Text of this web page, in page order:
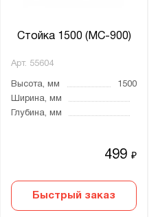
Стойка 1500 (МС-900)
Арт. 55604
Высота, мм
1500
Ширина, мм
Глубина, мм
499₽
Быстрый заказ